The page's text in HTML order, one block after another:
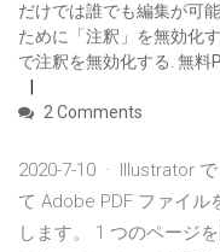
だけでは誰でも編集が可
ために「注釈」を無効化
で注釈を無効化する. 無料
2 Comments
2020-7-10 · Illustrator
て Adobe PDF ファイル
します。 1 つのページ